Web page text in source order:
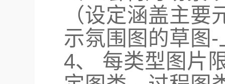
（设定涵盖主
示氛围图的草图
4、 每类型图片